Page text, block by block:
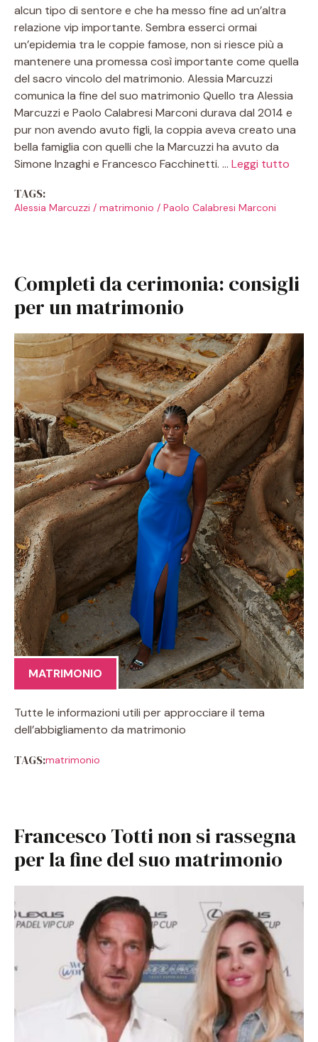
alcun tipo di sentore e che ha messo fine ad un’altra
relazione vip importante. Sembra esserci ormai
un’epidemia tra le coppie famose, non si riesce più a
mantenere una promessa così importante come quella
del sacro vincolo del matrimonio. Alessia Marcuzzi
comunica la fine del suo matrimonio Quello tra Alessia
Marcuzzi e Paolo Calabresi Marconi durava dal 2014 e
pur non avendo avuto figli, la coppia aveva creato una
bella famiglia con quelli che la Marcuzzi ha avuto da
Simone Inzaghi e Francesco Facchinetti. … Leggi tutto
TAGS:
Alessia Marcuzzi / matrimonio / Paolo Calabresi Marconi
Completi da cerimonia: consigli
per un matrimonio
MATRIMONIO
Tutte le informazioni utili per approcciare il tema
dell’abbigliamento da matrimonio
TAGS:matrimonio
Francesco Totti non si rassegna
per la fine del suo matrimonio